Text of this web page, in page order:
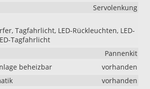
Servolenkung
Tagfahrlicht, LED-Rückleuchten, LED-
Tagfahrlicht
Pannenkit
beheizbar
vorhanden
vorhanden